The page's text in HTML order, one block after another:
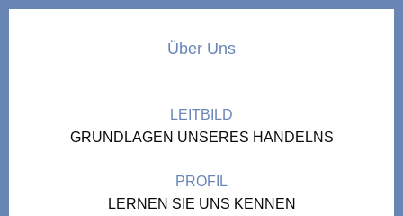
Über Uns
LEITBILD
GRUNDLAGEN UNSERES HANDELNS
PROFIL
LERNEN SIE UNS KENNEN